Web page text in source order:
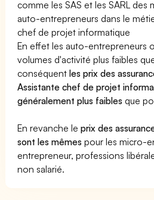
comme les SAS et les SARL
auto-entrepreneurs dans le
chef de projet informatique
En effet les auto-entrepreneurs
volumes d'activité plus faibles
conséquentles prix des
Assistante chef de projet
généralement plus faibles que
En revanche leprix des
sont les mêmes pour les micro-
entrepreneur, professions
non salarié.